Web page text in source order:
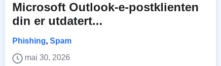
Microsoft Outlook-e-postklienten
din er utdatert...
Phishing, Spam
mai 30, 2026